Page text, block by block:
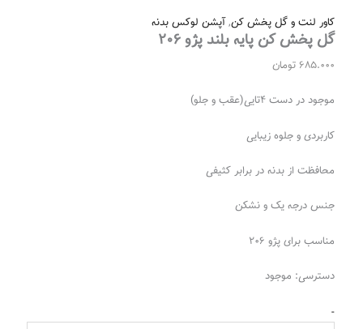
کاور لنت و گل پخش کن,آپشن لوکس بدنه
گل پخش‌ کن پایه بلند پژو ۲۰۶
685.000 تومان
موجود در دست ۴تایی(عقب و جلو)
کاربردی و جلوه زیبایی
محافظت از بدنه در برابر کثیفی
جنس درجه یک و نشکن
مناسب برای پژو ۲۰۶
دسترسی: موجود
-